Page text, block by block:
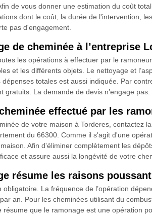
de vous donner une estimation du coût
dont le coût, la durée de l'intervention,
pas d'engagement.
de cheminée à l’entreprise
les opérations à effectuer par le
et les différents objets. Le nettoyage et
totales est aussi indiquée. Par
La demande de devis n’engage pas.
effectué par les
de votre maison à Torderes,
du 66300. Comme il s'agit d'une
Afin d'éliminer complètement les
et assure aussi la longévité de votre
résume les raisons
La fréquence de l’opération
an. Pour les cheminées utilisant du
que le ramonage est une opération